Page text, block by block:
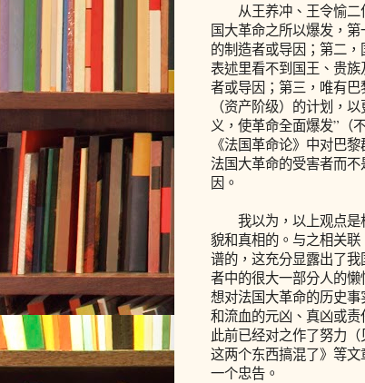
从王养冲、王令愉二
国大革命之所以爆发，
的制造者或导因；第二
表述里看不到国王、贵
者或导因；第三，唯有
（资产阶级）的计划，
义，使革命全面爆发”（
《法国革命论》中对巴
法国大革命的受害者而
因。
我以为，以上观点是
貌和真相的。与之相关
谱的，这充分显露出了
者中的很大一部分人的
想对法国大革命的历史
和流血的元凶、真凶或
此前已经对之作了努力
这两个东西搞混了》等
一个忠告。